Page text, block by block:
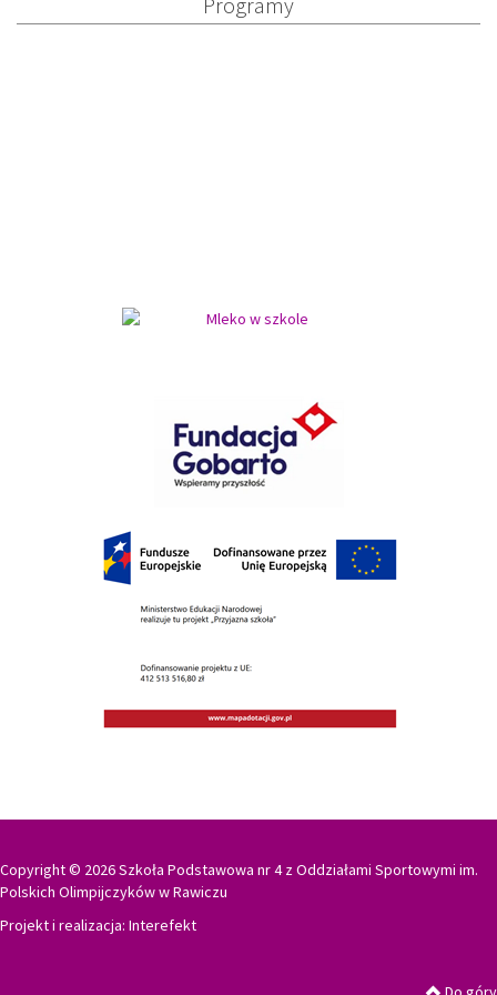
Copyright © 2026 Szkoła Podstawowa nr 4 z Oddziałami Sportowymi im.
Polskich Olimpijczyków w Rawiczu
Projekt i realizacja: Interefekt